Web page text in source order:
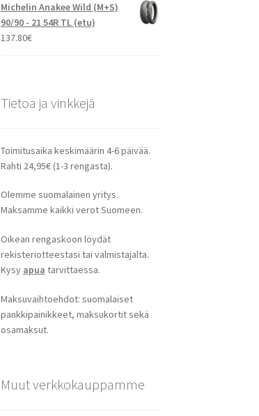
Michelin Anakee Wild (M+S)
90/90 - 21 54R TL (etu)
137.80€
Tietoa ja vinkkejä
Toimitusaika keskimäärin 4-6 päivää.
Rahti 24,95€ (1-3 rengasta).
Olemme suomalainen yritys.
Maksamme kaikki verot Suomeen.
Oikean rengaskoon löydät
rekisteriotteestasi tai valmistajalta.
Kysy apua tarvittaessa.
Maksuvaihtoehdot: suomalaiset
pankkipainikkeet, maksukortit sekä
osamaksut.
Muut verkkokauppamme